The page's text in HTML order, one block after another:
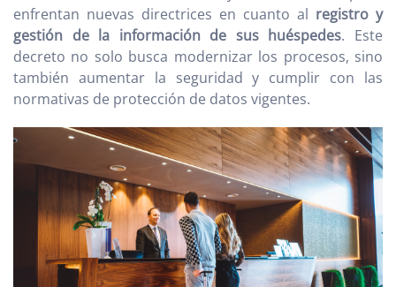
enfrentan nuevas directrices en cuanto al registro y
gestión de la información de sus huéspedes. Este
decreto no solo busca modernizar los procesos, sino
también aumentar la seguridad y cumplir con las
normativas de protección de datos vigentes.